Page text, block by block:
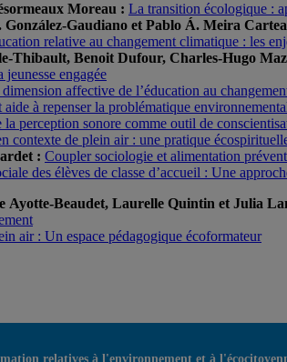
Moreau : La transition écologique :
Gaudiano et Pablo Á. Meira
relative au changement climatique : les
Thibault, Benoit Dufour, Charles-Hugo
engagée
affective de l’éducation au
à repenser la problématique
la perception sonore comme outil de
contexte de plein air : une pratique
: Coupler sociologie et alimentation
des élèves de classe d’accueil : Une
Ayotte-Beaudet, Laurelle Quintin et Julia
air : Un espace pédagogique écoformateur
relatives à l'environnement et à